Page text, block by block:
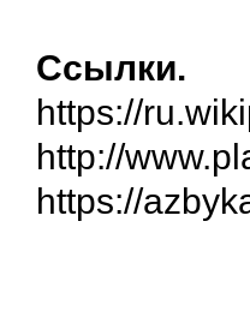
Ссылки.
https://
http://
https://